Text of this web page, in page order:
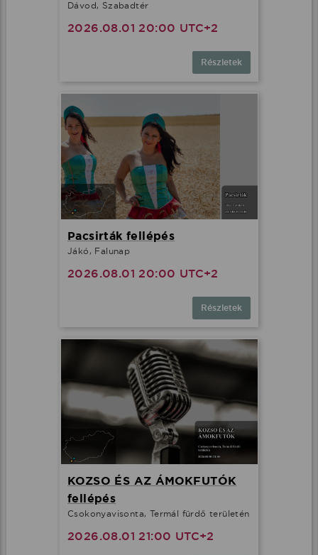
Dávod, Szabadtér
2026.08.01 20:00 UTC+2
Részletek
Pacsirták fellépés
Jákó, Falunap
2026.08.01 20:00 UTC+2
Részletek
KOZSO ÉS AZ ÁMOKFUTÓK
fellépés
Csokonyavisonta, Termál fürdő területén
2026.08.01 21:00 UTC+2